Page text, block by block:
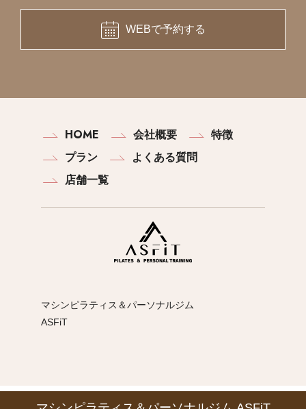
WEBで予約する
HOME 会社概要
特徴
プラン
よくある質問
店舗一覧
マシンピラティス＆パーソナルジム
ASFiT